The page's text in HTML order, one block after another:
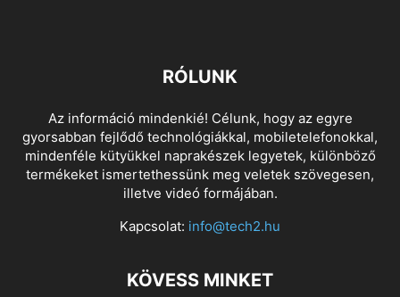
RÓLUNK
Az információ mindenkié! Célunk, hogy az egyre
gyorsabban fejlődő technológiákkal, mobiletelefonokkal,
mindenféle kütyükkel naprakészek legyetek, különböző
termékeket ismertethessünk meg veletek szövegesen,
illetve videó formájában.
Kapcsolat: info@tech2.hu
KÖVESS MINKET